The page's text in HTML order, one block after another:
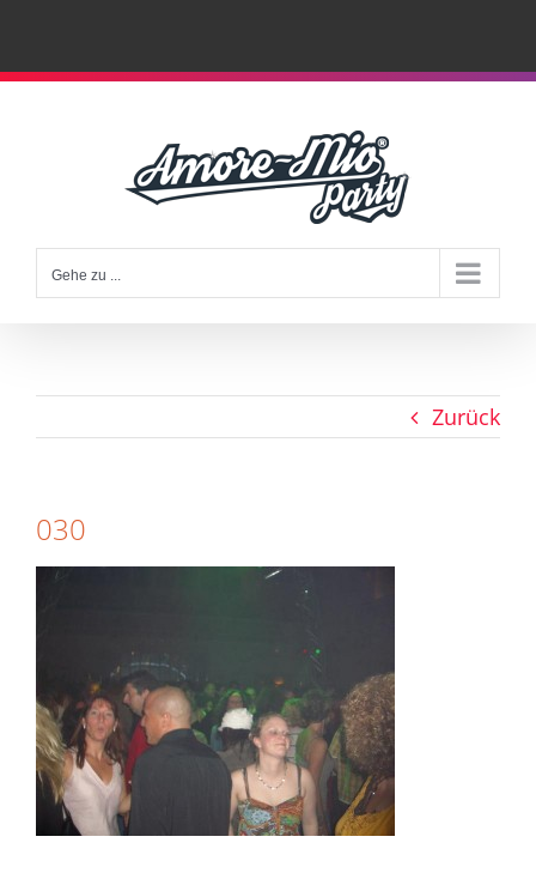
Zum
Gehe zu ...
Zurück
030